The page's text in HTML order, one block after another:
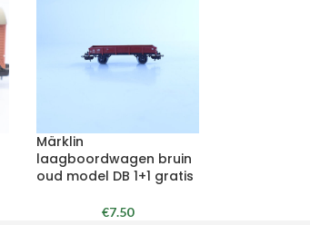
Märklin
laagboordwagen bruin
oud model DB 1+1 gratis
€7.50